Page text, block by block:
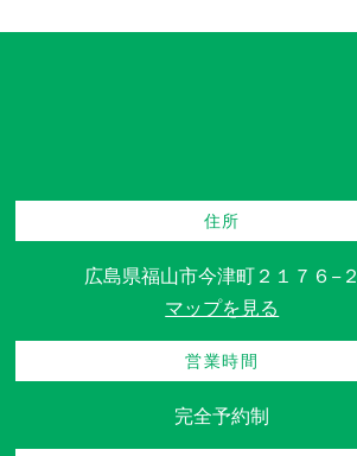
住所
広島県福山市今津町２１７６−２
マップを見る
営業時間
完全予約制